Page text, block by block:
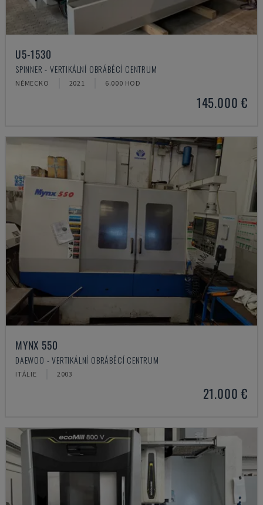
U5-1530
SPINNER - VERTIKÁLNÍ OBRÁBĚCÍ CENTRUM
NĚMECKO 2021 6.000 HOD
145.000 €
MYNX 550
DAEWOO - VERTIKÁLNÍ OBRÁBĚCÍ CENTRUM
ITÁLIE 2003
21.000 €